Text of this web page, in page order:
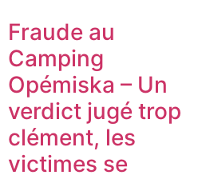
Fraude au
Camping
Opémiska – Un
verdict jugé trop
clément, les
victimes se